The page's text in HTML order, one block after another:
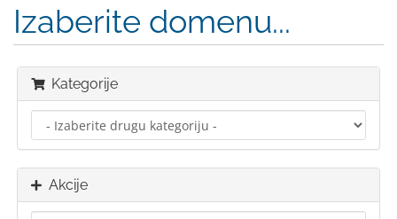
Izaberite domenu...
Kategorije
Akcije